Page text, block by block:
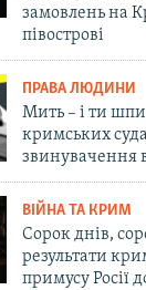
замовлень на
півострові
ПРАВА ЛЮДИНИ
Мить – і ти
кримських
звинувачення
ВІЙНА ТА КРИМ
Сорок днів,
результати
примусу Росії